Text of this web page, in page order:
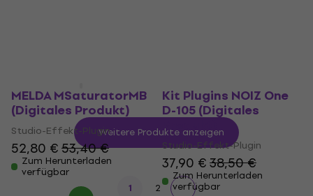
MELDA MSaturatorMB
(Digitales Produkt)
Studio-Effekt-Plugin
52,80 €53,40 €
Zum Herunterladen
verfügbar
Kit Plugins NOIZ One
D-105 (Digitales
Produkt)
Studio-Effekt-Plugin
37,90 €38,50 €
Zum Herunterladen
verfügbar
Weitere Produkte anzeigen
1 2